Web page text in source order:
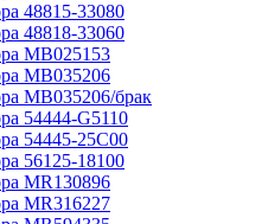
48815-33080
48818-33060
MB025153
MB035206
MB035206/брак
54444-G5110
54445-25C00
56125-18100
MR130896
MR316227